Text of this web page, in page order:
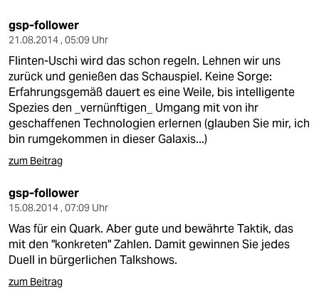
gsp-follower
21.08.2014 , 05:09 Uhr
Flinten-Uschi wird das schon regeln. Lehnen wir uns
zurück und genießen das Schauspiel. Keine Sorge:
Erfahrungsgemäß dauert es eine Weile, bis intelligente
Spezies den _vernünftigen_ Umgang mit von ihr
geschaffenen Technologien erlernen (glauben Sie mir, ich
bin rumgekommen in dieser Galaxis...)
zum Beitrag
gsp-follower
15.08.2014 , 07:09 Uhr
Was für ein Quark. Aber gute und bewährte Taktik, das
mit den "konkreten" Zahlen. Damit gewinnen Sie jedes
Duell in bürgerlichen Talkshows.
zum Beitrag